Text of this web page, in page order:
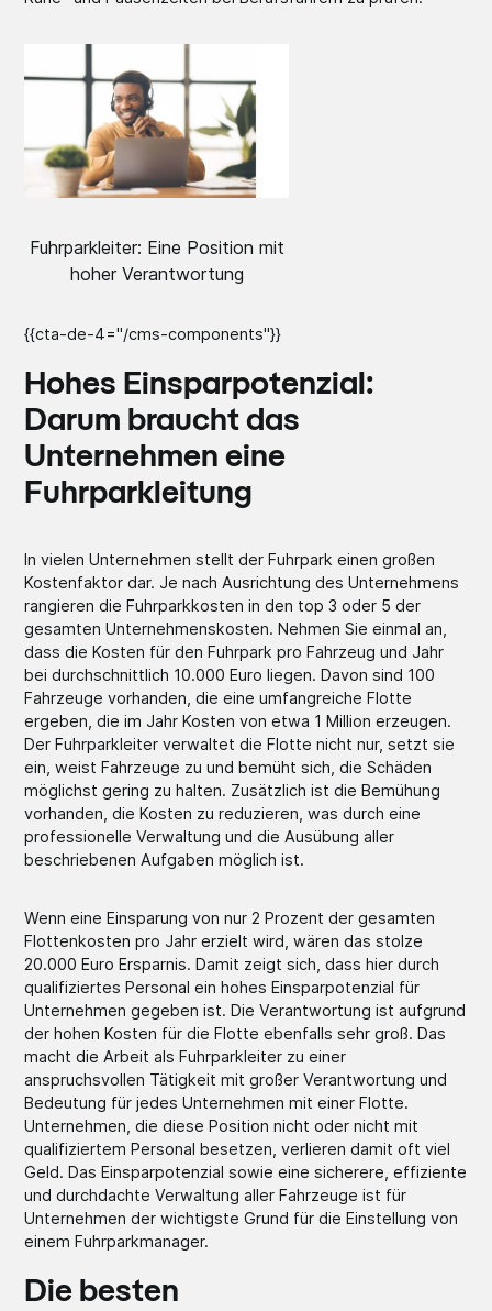
Fuhrparkleiter: Eine Position mit
hoher Verantwortung
{{cta-de-4="/cms-components"}}
Hohes Einsparpotenzial:
Darum braucht das
Unternehmen eine
Fuhrparkleitung
In vielen Unternehmen stellt der Fuhrpark einen großen
Kostenfaktor dar. Je nach Ausrichtung des Unternehmens
rangieren die Fuhrparkkosten in den top 3 oder 5 der
gesamten Unternehmenskosten. Nehmen Sie einmal an,
dass die Kosten für den Fuhrpark pro Fahrzeug und Jahr
bei durchschnittlich 10.000 Euro liegen. Davon sind 100
Fahrzeuge vorhanden, die eine umfangreiche Flotte
ergeben, die im Jahr Kosten von etwa 1 Million erzeugen.
Der Fuhrparkleiter verwaltet die Flotte nicht nur, setzt sie
ein, weist Fahrzeuge zu und bemüht sich, die Schäden
möglichst gering zu halten. Zusätzlich ist die Bemühung
vorhanden, die Kosten zu reduzieren, was durch eine
professionelle Verwaltung und die Ausübung aller
beschriebenen Aufgaben möglich ist.
Wenn eine Einsparung von nur 2 Prozent der gesamten
Flottenkosten pro Jahr erzielt wird, wären das stolze
20.000 Euro Ersparnis. Damit zeigt sich, dass hier durch
qualifiziertes Personal ein hohes Einsparpotenzial für
Unternehmen gegeben ist. Die Verantwortung ist aufgrund
der hohen Kosten für die Flotte ebenfalls sehr groß. Das
macht die Arbeit als Fuhrparkleiter zu einer
anspruchsvollen Tätigkeit mit großer Verantwortung und
Bedeutung für jedes Unternehmen mit einer Flotte.
Unternehmen, die diese Position nicht oder nicht mit
qualifiziertem Personal besetzen, verlieren damit oft viel
Geld. Das Einsparpotenzial sowie eine sicherere, effiziente
und durchdachte Verwaltung aller Fahrzeuge ist für
Unternehmen der wichtigste Grund für die Einstellung von
einem Fuhrparkmanager.
Die besten